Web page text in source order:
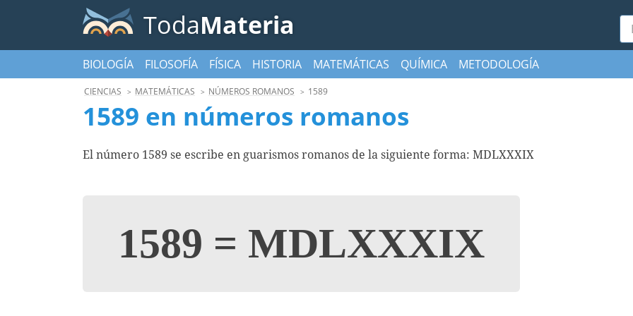
TodaMateria
BIOLOGÍA FILOSOFÍA FÍSICA HISTORIA MATEMÁTICAS QUÍMICA METODOLOGÍA
CIENCIAS MATEMÁTICAS NÚMEROS ROMANOS 1589
1589 en números romanos
El número 1589 se escribe en guarismos romanos de la siguiente forma: MDLXXXIX
1589 = MDLXXXIX